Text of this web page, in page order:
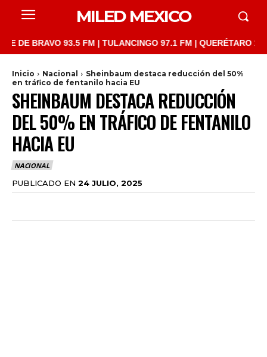
MILED MEXICO
93.5 FM | TULANCINGO 97.1 FM | QUERÉTARO 103.1
Inicio Nacional
Sheinbaum destaca reducción del 50%
en tráfico de fentanilo hacia EU
SHEINBAUM DESTACA REDUCCIÓN
DEL 50% EN TRÁFICO DE FENTANILO
HACIA EU
NACIONAL
PUBLICADO EN 24 JULIO, 2025